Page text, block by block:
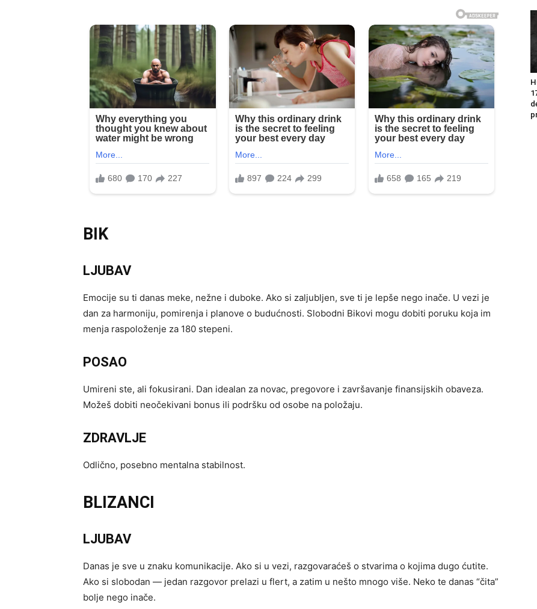
BIK
LJUBAV
Emocije su ti danas meke, nežne i duboke. Ako si zaljubljen, sve ti je lepše nego inače. U vezi je
dan za harmoniju, pomirenja i planove o budućnosti. Slobodni Bikovi mogu dobiti poruku koja im
menja raspoloženje za 180 stepeni.
POSAO
Umireni ste, ali fokusirani. Dan idealan za novac, pregovore i završavanje finansijskih obaveza.
Možeš dobiti neočekivani bonus ili podršku od osobe na položaju.
ZDRAVLJE
Odlično, posebno mentalna stabilnost.
BLIZANCI
LJUBAV
Danas je sve u znaku komunikacije. Ako si u vezi, razgovaraćeš o stvarima o kojima dugo ćutite.
Ako si slobodan — jedan razgovor prelazi u flert, a zatim u nešto mnogo više. Neko te danas “čita”
bolje nego inače.